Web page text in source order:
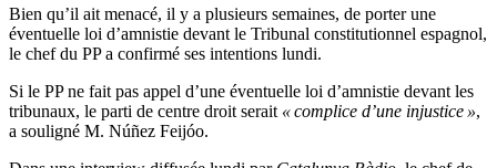
Bien qu’il ait menacé, il y a plusieurs semaines, de porter une
éventuelle loi d’amnistie devant le Tribunal constitutionnel espagnol,
le chef du PP a confirmé ses intentions lundi.
Si le PP ne fait pas appel d’une éventuelle loi d’amnistie devant les
tribunaux, le parti de centre droit serait « complice d’une injustice »,
a souligné M. Núñez Feijóo.